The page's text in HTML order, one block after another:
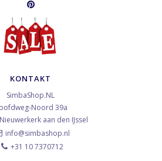
KONTAKT
SimbaShop.NL
Noord 39a
Nieuwerkerk aan den IJssel
info@simbashop.nl
+31 10 7370712